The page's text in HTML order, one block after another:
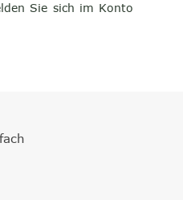
Sie sich im Konto